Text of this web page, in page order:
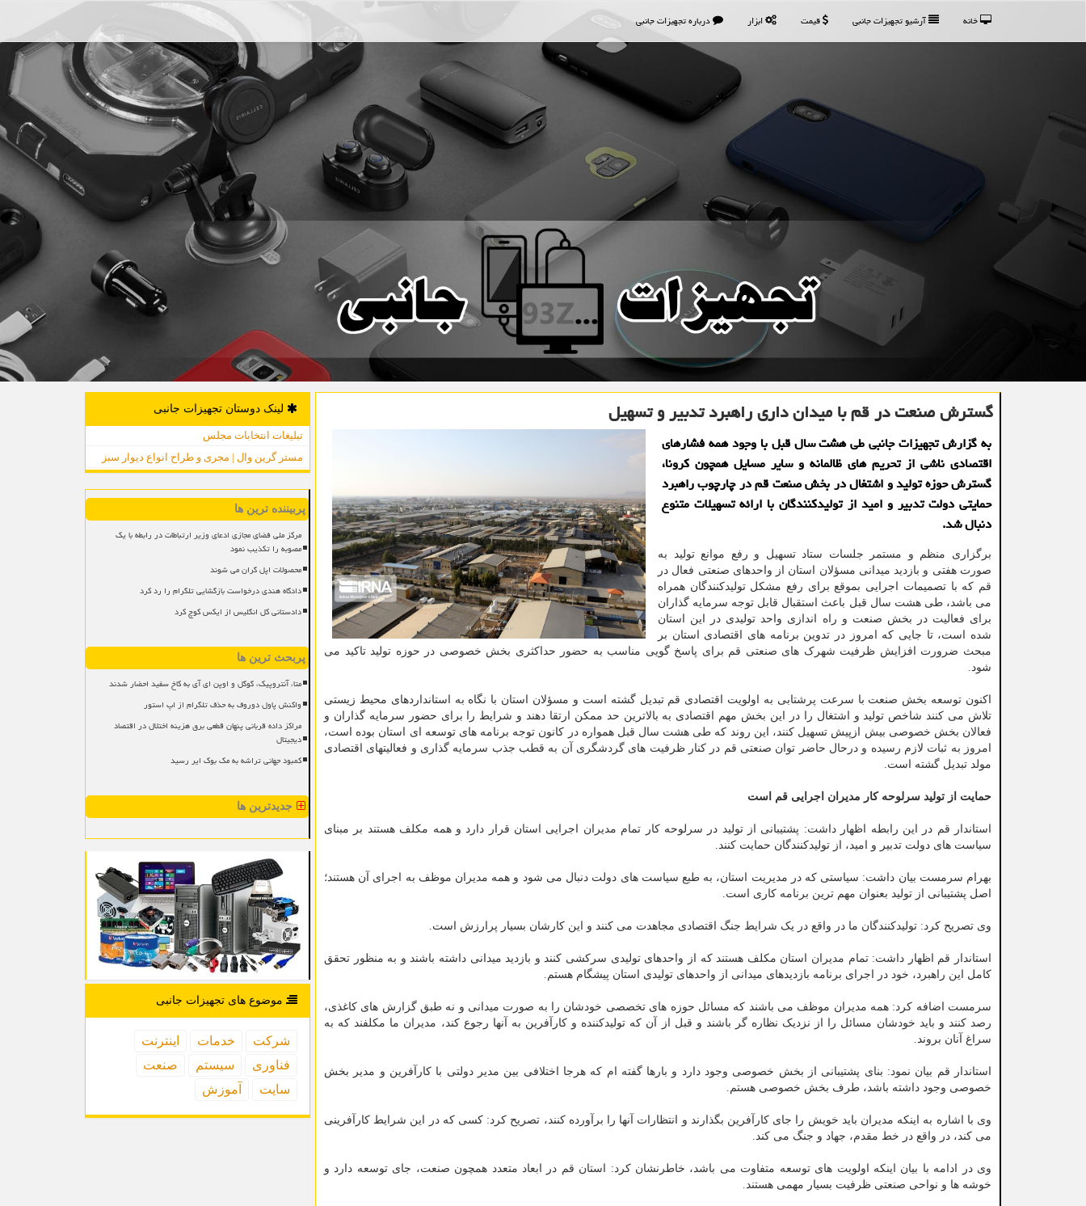
خانه آرشیو تجهیزات جانبی قیمت ابزار درباره تجهیزات جانبی
گسترش صنعت در قم با میدان داری راهبرد تدبیر و تسهیل
به گزارش تجهیزات جانبی طی هشت سال قبل با وجود همه فشارهای
اقتصادی ناشی از تحریم های ظالمانه و سایر مسایل همچون کرونا،
گسترش حوزه تولید و اشتغال در بخش صنعت قم در چارچوب راهبرد
حمایتی دولت تدبیر و امید از تولیدکنندگان با ارائه تسهیلات متنوع
دنبال شد.
برگزاری منظم و مستمر جلسات ستاد تسهیل و رفع موانع تولید به
صورت هفتی و بازدید میدانی مسؤلان استان از واحدهای صنعتی فعال در
قم که با تصمیمات اجرایی بموقع برای رفع مشکل تولیدکنندگان همراه
می باشد، طی هشت سال قبل باعث استقبال قابل توجه سرمایه گذاران
برای فعالیت در بخش صنعت و راه اندازی واحد تولیدی در این استان
شده است، تا جایی که امروز در تدوین برنامه های اقتصادی استان بر
مبحث ضرورت افزایش ظرفیت شهرک های صنعتی قم برای پاسخ گویی مناسب به حضور حداکثری بخش خصوصی در حوزه تولید تاکید می
شود.
اکنون توسعه بخش صنعت با سرعت پرشتابی به اولویت اقتصادی قم تبدیل گشته است و مسؤلان استان با نگاه به استانداردهای محیط زیستی
تلاش می کنند شاخص تولید و اشتغال را در این بخش مهم اقتصادی به بالاترین حد ممکن ارتقا دهند و شرایط را برای حضور سرمایه گذاران و
فعالان بخش خصوصی بیش ازپیش تسهیل کنند، این روند که طی هشت سال قبل همواره در کانون توجه برنامه های توسعه ای استان بوده است،
امروز به ثبات لازم رسیده و درحال حاضر توان صنعتی قم در کنار ظرفیت های گردشگری آن به قطب جذب سرمایه گذاری و فعالیتهای اقتصادی
مولد تبدیل گشته است.
حمایت از تولید سرلوحه کار مدیران اجرایی قم است
استاندار قم در این رابطه اظهار داشت: پشتیبانی از تولید در سرلوحه کار تمام مدیران اجرایی استان قرار دارد و همه مکلف هستند بر مبنای
سیاست های دولت تدبیر و امید، از تولیدکنندگان حمایت کنند.
بهرام سرمست بیان داشت: سیاستی که در مدیریت استان، به طبع سیاست های دولت دنبال می شود و همه مدیران موظف به اجرای آن هستند؛
اصل پشتیبانی از تولید بعنوان مهم ترین برنامه کاری است.
وی تصریح کرد: تولیدکنندگان ما در واقع در یک شرایط جنگ اقتصادی مجاهدت می کنند و این کارشان بسیار پرارزش است.
استاندار قم اظهار داشت: تمام مدیران استان مکلف هستند که از واحدهای تولیدی سرکشی کنند و بازدید میدانی داشته باشند و به منظور تحقق
کامل این راهبرد، خود در اجرای برنامه بازدیدهای میدانی از واحدهای تولیدی استان پیشگام هستم.
سرمست اضافه کرد: همه مدیران موظف می باشند که مسائل حوزه های تخصصی خودشان را به صورت میدانی و نه طبق گزارش های کاغذی،
رصد کنند و باید خودشان مسائل را از نزدیک نظاره گر باشند و قبل از آن که تولیدکننده و کارآفرین به آنها رجوع کند، مدیران ما مکلفند که به
سراغ آنان بروند.
استاندار قم بیان نمود: بنای پشتیبانی از بخش خصوصی وجود دارد و بارها گفته ام که هرجا اختلافی بین مدیر دولتی با کارآفرین و مدیر بخش
خصوصی وجود داشته باشد، طرف بخش خصوصی هستم.
وی با اشاره به اینکه مدیران باید خویش را جای کارآفرین بگذارند و انتظارات آنها را برآورده کنند، تصریح کرد: کسی که در این شرایط کارآفرینی
می کند، در واقع در خط مقدم، جهاد و جنگ می کند.
وی در ادامه با بیان اینکه اولویت های توسعه متفاوت می باشد، خاطرنشان کرد: استان قم در ابعاد متعدد همچون صنعت، جای توسعه دارد و
خوشه ها و نواحی صنعتی ظرفیت بسیار مهمی هستند.
لینک دوستان تجهیزات جانبی
تبلیغات انتخابات مجلس
مستر گرین وال | مجری و طراح انواع دیوار سبز
پربیننده ترین ها
مرکز ملی فضای مجازی ادعای وزیر ارتباطات در رابطه با یک
مصوبه را تکذیب نمود
محصولات اپل گران می شوند
دادگاه هندی درخواست بازگشایی تلگرام را رد کرد
دادستانی کل انگلیس از ایکس کوچ کرد
پربحث ترین ها
متا، آنتروپیک، گوگل و اوپن ای آی به کاخ سفید احضار شدند
واکنش پاول دوروف به حذف تلگرام از اپ استور
مراکز داده قربانی پنهان قطعی برق هزینه اختلال در اقتصاد
دیجیتال
کمبود جهانی تراشه به مک بوک ایر رسید
جدیدترین ها
موضوع های تجهیزات جانبی
شركت خدمات
اینترنت
فناوری
سیستم
صنعت
سایت
آموزش